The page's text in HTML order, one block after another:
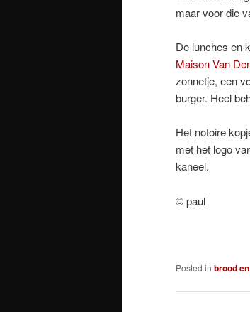
maar voor die
De lunches en
Maison Van
zonnetje, een
burger. Heel
Het notoire
met het logo
kaneel.
© paul
Posted in brood